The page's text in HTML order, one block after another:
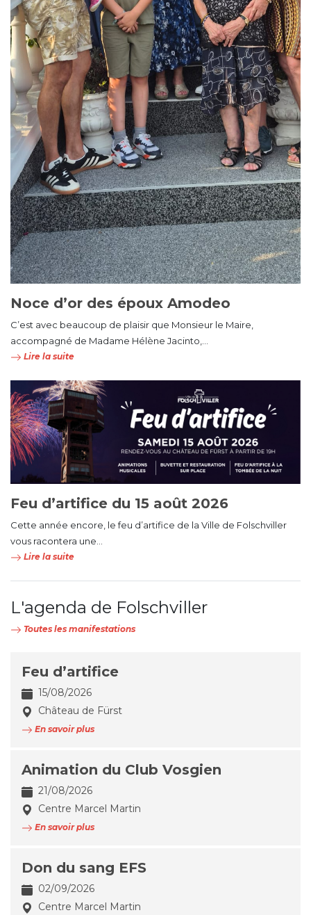
Noce d’or des époux Amodeo
C’est avec beaucoup de plaisir que Monsieur le Maire,
accompagné de Madame Hélène Jacinto,...
Lire la suite
Feu d’artifice du 15 août 2026
Cette année encore, le feu d’artifice de la Ville de Folschviller
vous racontera une...
Lire la suite
L'agenda de Folschviller
Toutes les manifestations
Feu d’artifice
15/08/2026
Château de Fürst
En savoir plus
Animation du Club Vosgien
21/08/2026
Centre Marcel Martin
En savoir plus
Don du sang EFS
02/09/2026
Centre Marcel Martin